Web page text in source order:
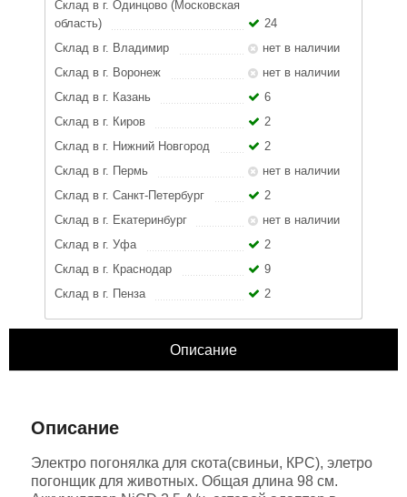
Склад в г. Одинцово (Московская
область)
24
Склад в г. Владимир
нет в наличии
Склад в г. Воронеж
нет в наличии
Склад в г. Казань
6
Склад в г. Киров
2
Склад в г. Нижний Новгород
2
Склад в г. Пермь
нет в наличии
Склад в г. Санкт-Петербург
2
Склад в г. Екатеринбург
нет в наличии
Склад в г. Уфа
2
Склад в г. Краснодар
9
Склад в г. Пенза
2
Описание
Описание
Электро погонялка для скота(свиньи, КРС), элетро
погонщик для животных. Общая длина 98 см.